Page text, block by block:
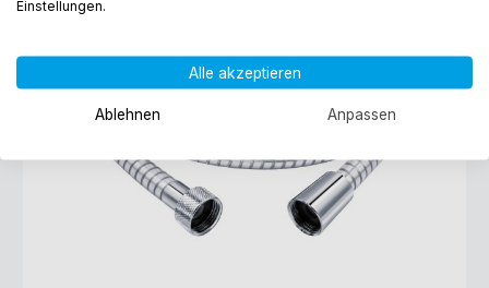
Einstellungen.
Alle akzeptieren
Ablehnen Anpassen